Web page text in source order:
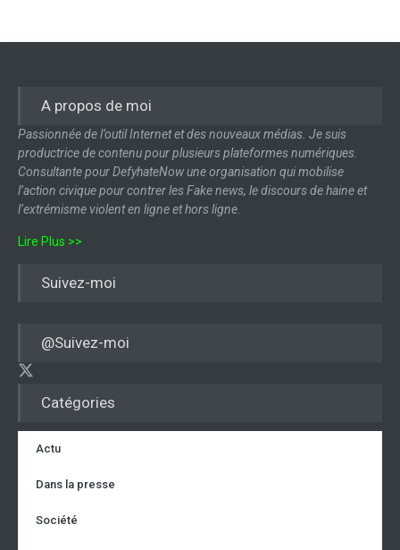
Catégories
Actu
Dans la presse
Société
A propos de moi
Passionnée de l’outil Internet et des nouveaux médias. Je suis
productrice de contenu pour plusieurs plateformes numériques.
Consultante pour DefyhateNow une organisation qui mobilise
l’action civique pour contrer les Fake news, le discours de haine et
l’extrémisme violent en ligne et hors ligne.
Lire Plus >>
Suivez-moi
@Suivez-moi